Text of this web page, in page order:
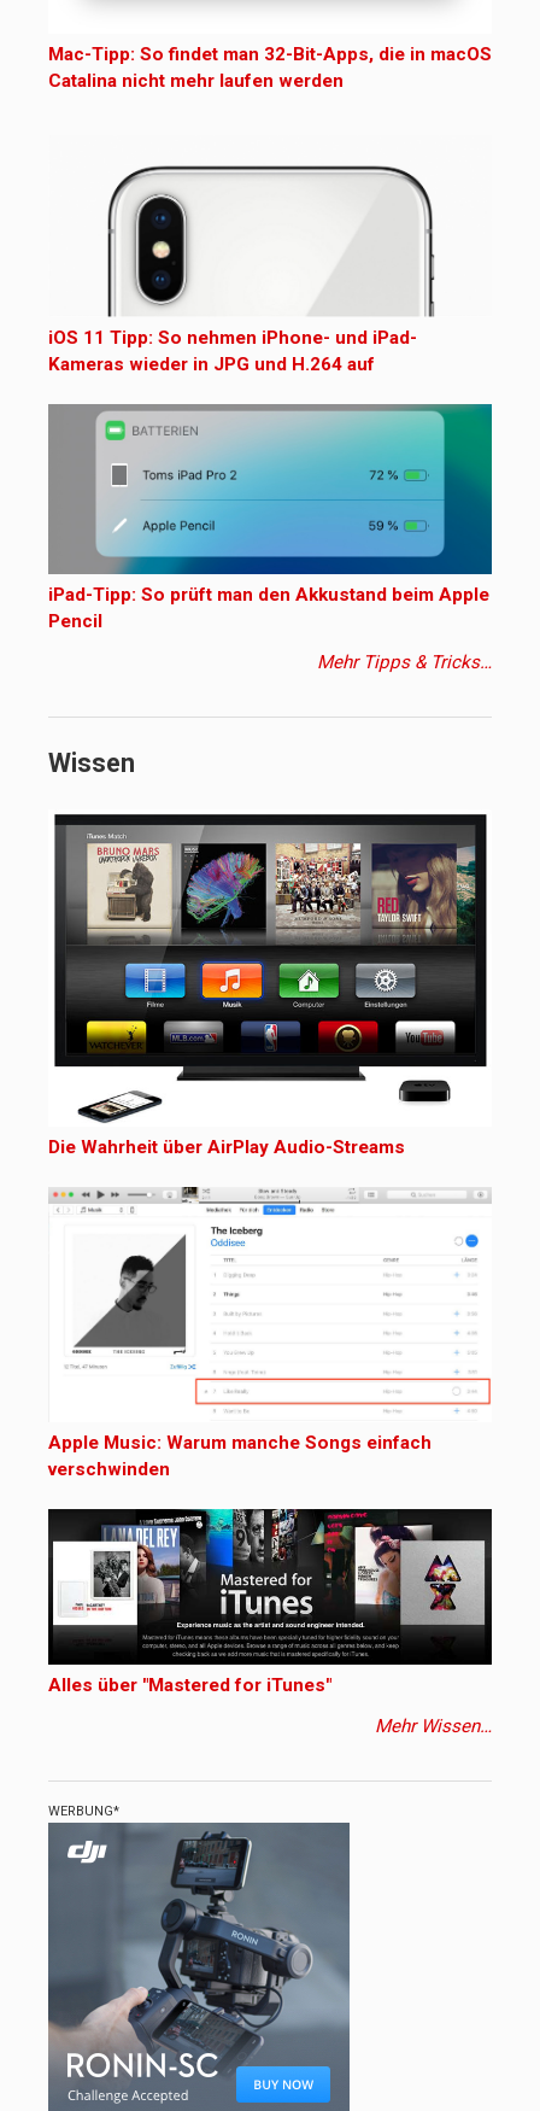
Mac-Tipp: So findet man 32-Bit-Apps, die in macOS
Catalina nicht mehr laufen werden
iOS 11 Tipp: So nehmen iPhone- und iPad-
Kameras wieder in JPG und H.264 auf
iPad-Tipp: So prüft man den Akkustand beim Apple
Pencil
Mehr Tipps & Tricks…
Wissen
Die Wahrheit über AirPlay Audio-Streams
Apple Music: Warum manche Songs einfach
verschwinden
Alles über "Mastered for iTunes"
Mehr Wissen…
WERBUNG*